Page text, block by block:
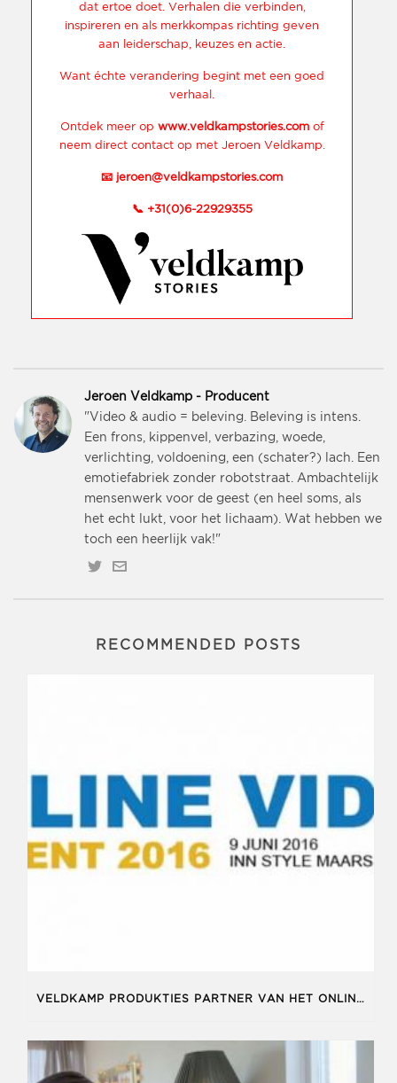
dat ertoe doet. Verhalen die verbinden,
inspireren en als merkkompas richting geven
aan leiderschap, keuzes en actie.
Want échte verandering begint met een goed
verhaal.
Ontdek meer op www.veldkampstories.comof
neem direct contact op met Jeroen Veldkamp.
📧 jeroen@veldkampstories.com
📞 +31(0)6-22929355
Jeroen Veldkamp - Producent
"Video & audio = beleving. Beleving is intens.
Een frons, kippenvel, verbazing, woede,
verlichting, voldoening, een (schater?) lach. Een
emotiefabriek zonder robotstraat. Ambachtelijk
mensenwerk voor de geest (en heel soms, als
het echt lukt, voor het lichaam). Wat hebben we
toch een heerlijk vak!"
RECOMMENDED POSTS
VELDKAMP PRODUKTIES PARTNER VAN HET ONLINE VIDEO EVENT!